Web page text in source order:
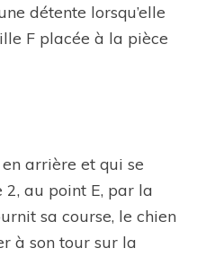
détente lorsqu’elle
F placée à la pièce
arrière et qui se
au point E, par la
sa course, le chien
à son tour sur la